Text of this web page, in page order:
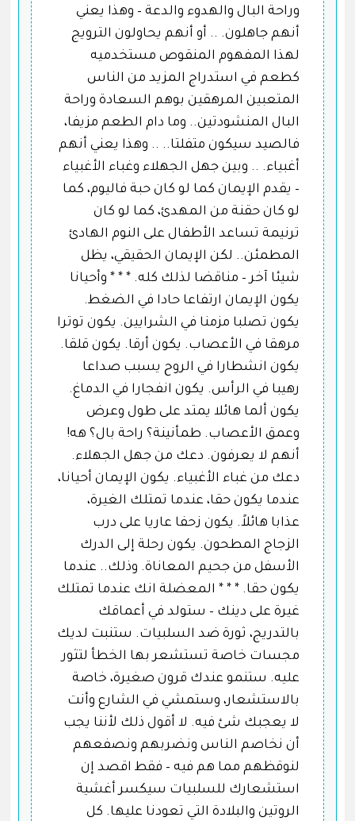
وراحة البال والهدوء والدعة – وهذا يعني
أنهم جاهلون. .. أو أنهم يحاولون الترويج
لهذا المفهوم المنقوص مستخدميه
كطعم في استدراج المزيد من الناس
المتعبين المرهقين بوهم السعادة وراحة
البال المنشودتين.. وما دام الطعم مزيفا،
فالصيد سيكون متفلتا.. .. وهذا يعني أنهم
أغبياء. .. وبين جهل الجهلاء وغباء الأغبياء
– يقدم الإيمان كما لو كان حبة فاليوم، كما
لو كان حقنة من المهدئ، كما لو كان
ترنيمة تساعد الأطفال على النوم الهادئ
المطمئن.. لكن الإيمان الحقيقي، يظل
شيئا آخر – مناقضا لذلك كله. * * * وأحيانا
يكون الإيمان ارتفاعا حادا في الضغط.
يكون تصلبا مزمنا في الشرايين. يكون توترا
مرهقا في الأعصاب. يكون أرقا. يكون قلقا.
يكون انشطارا في الروح يسبب صداعا
رهيبا في الرأس. يكون انفجارا في الدماغ.
يكون ألما هائلا يمتد على طول وعرض
وعمق الأعصاب. طمأنينة؟ راحة بال؟ هه!
أنهم لا يعرفون. دعك من جهل الجهلاء.
دعك من غباء الأغبياء. يكون الإيمان أحيانا،
عندما يكون حقا، عندما تمتلك الغيرة،
عذابا هائلاً. يكون زحفا عاريا على درب
الزجاج المطحون. يكون رحلة إلى الدرك
الأسفل من جحيم المعاناة. وذلك.. عندما
يكون حقا. * * * المعضلة انك عندما تمتلك
غيرة على دينك – ستولد في أعماقك
بالتدريج، ثورة ضد السلبيات. ستنبت لديك
مجسات خاصة تستشعر بها الخطأ لتثور
عليه. ستنمو عندك قرون صغيرة، خاصة
بالاستشعار، وستمشي في الشارع وأنت
لا يعجبك شئ فيه. لا أقول ذلك لأننا يجب
أن نخاصم الناس ونضربهم ونصفعهم
لنوقظهم مما هم فيه – فقط اقصد إن
استشعارك للسلبيات سيكسر أغشية
الروتين والبلادة التي تعودنا عليها. كل